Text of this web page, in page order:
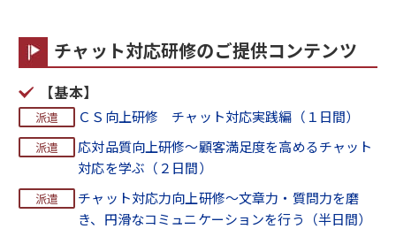
チャット対応研修のご提供コンテンツ
【基本】
ＣＳ向上研修 チャット対応実践編（１日間）
応対品質向上研修～顧客満足度を高めるチャット
対応を学ぶ（２日間）
チャット対応力向上研修～文章力・質問力を磨
き、円滑なコミュニケーションを行う（半日間）